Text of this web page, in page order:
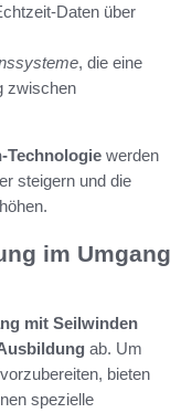
Daten über
, die eine
zwischen
Technologie werden
steigern und die
im Umgang
mit Seilwinden
ab. Um
bieten
spezielle